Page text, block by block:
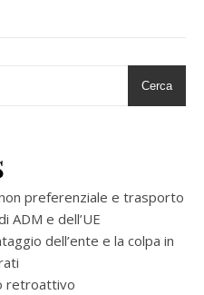
Cerca
preferenziale e trasporto
ADM e dell’UE
dell’ente e la colpa in
retroattivo